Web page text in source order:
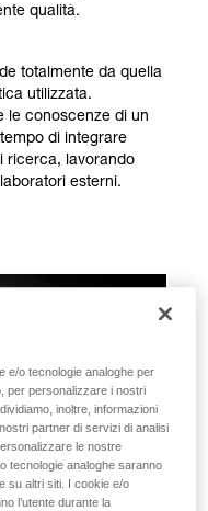
qualità.
totalmente da quella
utilizzata.
le conoscenze di un
di integrare
ricerca, lavorando
esterni.
e/o tecnologie analoghe per
per personalizzare i nostri
inoltre, informazioni
partner di servizi di analisi
le nostre
tecnologie analoghe saranno
su altri siti. I cookie e/o
l’utente durante la